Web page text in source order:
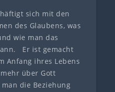
sich mit den
des Glaubens, was
wie man das
Er ist gemacht
Anfang ihres Lebens
über Gott
die Beziehung